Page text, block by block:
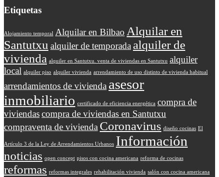
Etiquetas
Alojamiento temporal Alquilar en Bilbao Alquilar en
Santutxu alquiler de temporada alquiler de
vivienda alquiler en Santutxu. venta de viviendas en Santutxu alquiler
local alquiler piso alquiler vivienda arrendamiento de uso distinto de vivienda habitual
arrendamientos de vivienda asesor
inmobiliario certificado de eficiencia energética compra de
viviendascompra de viviendas en Santutxu
compraventa de vivienda Coronavirus diseño cocinas El
Artículo 3 de la Ley de Arrendamientos Urbanos Información
noticias open concept pisos con cocina americana reforma de cocinas
reformas reformas integrales rehabilitación vivienda salón con cocina americana